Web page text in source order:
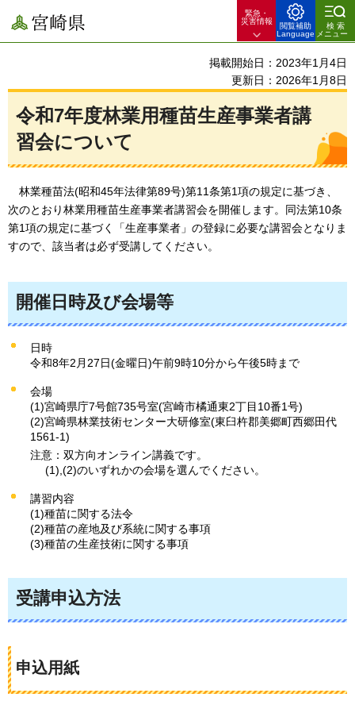
宮崎県
緊急・
災害情報
閲覧補助
Language
検索
メニュー
掲載開始日：2023年1月4日
更新日：2026年1月8日
令和7年度林業用種苗生産事業者講
習会について
林業種苗法(昭和45年法律第89号)第11条第1項の規定に基づき、
次のとおり林業用種苗生産事業者講習会を開催します。同法第10条
第1項の規定に基づく「生産事業者」の登録に必要な講習会となりま
すので、該当者は必ず受講してください。
開催日時及び会場等
日時
令和8年2月27日(金曜日)午前9時10分から午後5時まで
会場
(1)宮崎県庁7号館735号室(宮崎市橘通東2丁目10番1号)
(2)宮崎県林業技術センター大研修室(東臼杵郡美郷町西郷田代
1561-1)
注意：双方向オンライン講義です。
(1),(2)のいずれかの会場を選んでください。
講習内容
(1)種苗に関する法令
(2)種苗の産地及び系統に関する事項
(3)種苗の生産技術に関する事項
受講申込方法
申込用紙